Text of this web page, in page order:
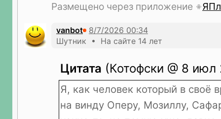
Размещено через приложение
vanbot
Шутник • На сайте 14 лет
Цитата (Котофски @ 8
Я, как человек который в своё
на винду Оперу, Мозиллу,